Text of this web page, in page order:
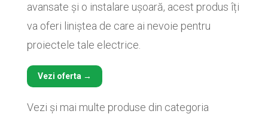
avansate și o instalare ușoară, acest produs îți
va oferi liniștea de care ai nevoie pentru
proiectele tale electrice.
Vezi oferta →
Vezi și mai multe produse din categoria